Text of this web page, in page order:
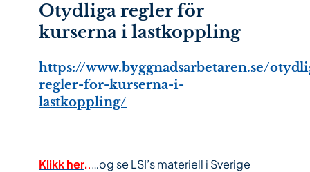
Otydliga regler för
kurserna i lastkoppling
https://www.byggnadsarbetaren.se/
regler-for-kurserna-i-
lastkoppling/
Klikk her..…og se LSI’s materiell i Sverige